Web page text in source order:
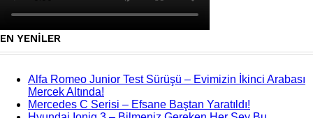
EN YENILER
Alfa Romeo Junior Test Sürüşü – Evimizin İkinci Arabası
Mercek Altında!
Mercedes C Serisi – Efsane Baştan Yaratıldı!